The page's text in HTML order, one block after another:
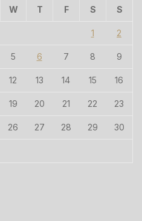
W T F S S
1 2
5 6 7 8 9
12 13 14 15 16
19 20 21 22 23
26 27 28 29 30